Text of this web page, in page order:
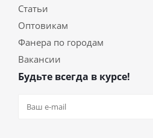
Статьи
Оптовикам
Фанера по городам
Вакансии
Будьте всегда в курсе!